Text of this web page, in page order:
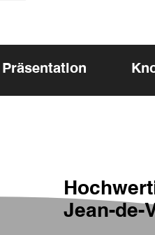
Präsentation
Jean-de-